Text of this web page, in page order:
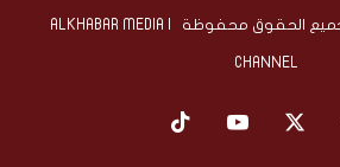
© حقوق النشر 2026، جميع الحقوق محفوظة | ALKHABAR MEDIA
CHANNEL
‫YouTube